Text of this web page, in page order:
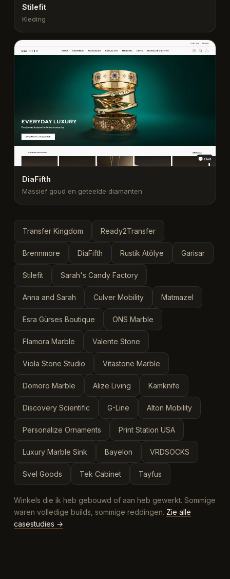
Stilefit
Kleding
DiaFifth
Massief goud en geteelde diamanten
Transfer Kingdom Ready2Transfer
Brennmore DiaFifth Rustik Atölye Garisar
Stilefit Sarah's Candy Factory
Anna and Sarah Culver Mobility Matmazel
Esra Gürses Boutique ONS Marble
Flamora Marble Valente Stone
Viola Stone Studio Vitastone Marble
Domoro Marble Alize Living Kamknife
Discovery Scientific G-Line Alton Mobility
Personalize Ornaments Print Station USA
Luxury Marble Sink Bayelon VRDSOCKS
Svel Goods Tek Cabinet Tayfus
Winkels die ik heb gebouwd of aan heb gewerkt. Sommige
waren volledige builds, sommige reddingen. Zie alle
casestudies →